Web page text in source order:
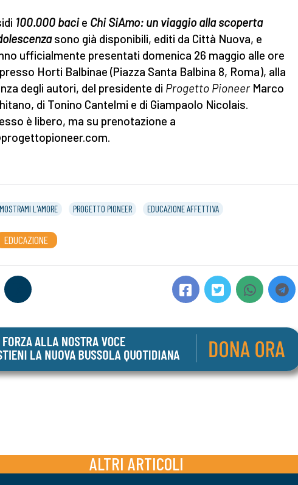
100.000 bacie Chi SiAmo: un viaggio alla scoperta
sono già disponibili, editi da Città Nuova, e
ufficialmente presentati domenica 26 maggio alle ore
Horti Balbinae (Piazza Santa Balbina 8, Roma), alla
degli autori, del presidente di Progetto PioneerMarco
di Tonino Cantelmi e di Giampaolo Nicolais.
è libero, ma su prenotazione a
MOSTRAMI L'AMORE PROGETTO PIONEER EDUCAZIONE AFFETTIVA
EDUCAZIONE
ALTRI ARTICOLI